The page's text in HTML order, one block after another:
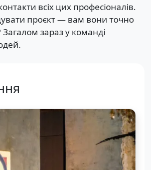
всіх цих професіоналів.
проєкт — вам вони точно
зараз у команді